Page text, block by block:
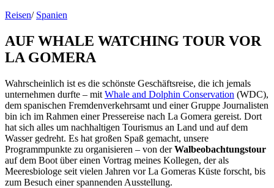
Reisen/ Spanien
AUF WHALE WATCHING TOUR VOR
LA GOMERA
Wahrscheinlich ist es die schönste Geschäftsreise, die ich jemals
unternehmen durfte – mit Whale and Dolphin Conservation (WDC),
dem spanischen Fremdenverkehrsamt und einer Gruppe Journalisten
bin ich im Rahmen einer Pressereise nach La Gomera gereist. Dort
hat sich alles um nachhaltigen Tourismus an Land und auf dem
Wasser gedreht. Es hat großen Spaß gemacht, unsere
Programmpunkte zu organisieren – von derWalbeobachtungstour
auf dem Boot über einen Vortrag meines Kollegen, der als
Meeresbiologe seit vielen Jahren vor La Gomeras Küste forscht, bis
zum Besuch einer spannenden Ausstellung.